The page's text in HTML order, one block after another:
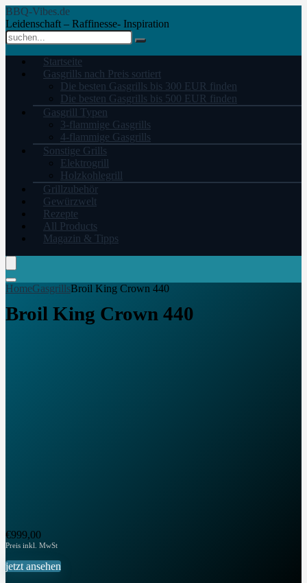
BBQ-Vibes.de
Leidenschaft – Raffinesse- Inspiration
Startseite
Gasgrills nach Preis sortiert
Die besten Gasgrills bis 300 EUR finden
Die besten Gasgrills bis 500 EUR finden
Gasgrill Typen
3-flammige Gasgrills
4-flammige Gasgrills
Sonstige Grills
Elektrogrill
Holzkohlegrill
Grillzubehör
Gewürzwelt
Rezepte
All Products
Magazin & Tipps
HomeGasgrillsBroil King Crown 440
Broil King Crown 440
€999,00
jetzt ansehen